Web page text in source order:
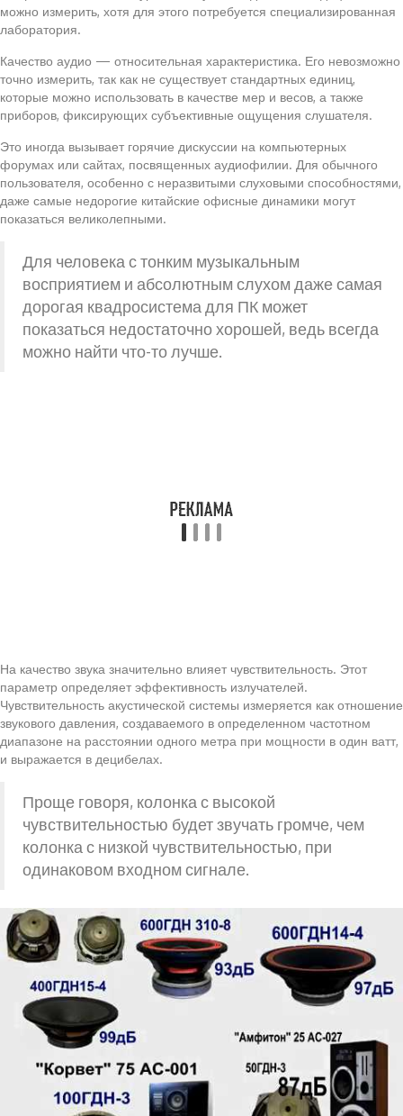
можно измерить, хотя для этого потребуется специализированная
лаборатория.
Качество аудио — относительная характеристика. Его невозможно
точно измерить, так как не существует стандартных единиц,
которые можно использовать в качестве мер и весов, а также
приборов, фиксирующих субъективные ощущения слушателя.
Это иногда вызывает горячие дискуссии на компьютерных
форумах или сайтах, посвященных аудиофилии. Для обычного
пользователя, особенно с неразвитыми слуховыми способностями,
даже самые недорогие китайские офисные динамики могут
показаться великолепными.
Для человека с тонким музыкальным
восприятием и абсолютным слухом даже самая
дорогая квадросистема для ПК может
показаться недостаточно хорошей, ведь всегда
можно найти что-то лучше.
На качество звука значительно влияет чувствительность. Этот
параметр определяет эффективность излучателей.
Чувствительность акустической системы измеряется как отношение
звукового давления, создаваемого в определенном частотном
диапазоне на расстоянии одного метра при мощности в один ватт,
и выражается в децибелах.
Проще говоря, колонка с высокой
чувствительностью будет звучать громче, чем
колонка с низкой чувствительностью, при
одинаковом входном сигнале.